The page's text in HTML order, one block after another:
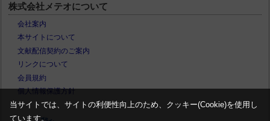
株式会社メテオについて
会社案内
本サイトについて
文献配信契約のご案内
リンクについて
会員規約
個人情報保護方針
当サイトでは、サイトの利便性向上のため、クッキー(Cookie)を使用し
ています。